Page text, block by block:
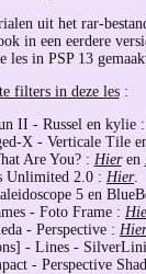
uit het rar-
in een eerdere
les in PSP 13
filters in deze les:
II - Russel en kylie :
X - Verticale Tile
Are You? : Hieren
Unlimited 2.0 : Hier.
5 en
- Foto Frame :
- Perspective : Hier
- Lines -
- Perspective